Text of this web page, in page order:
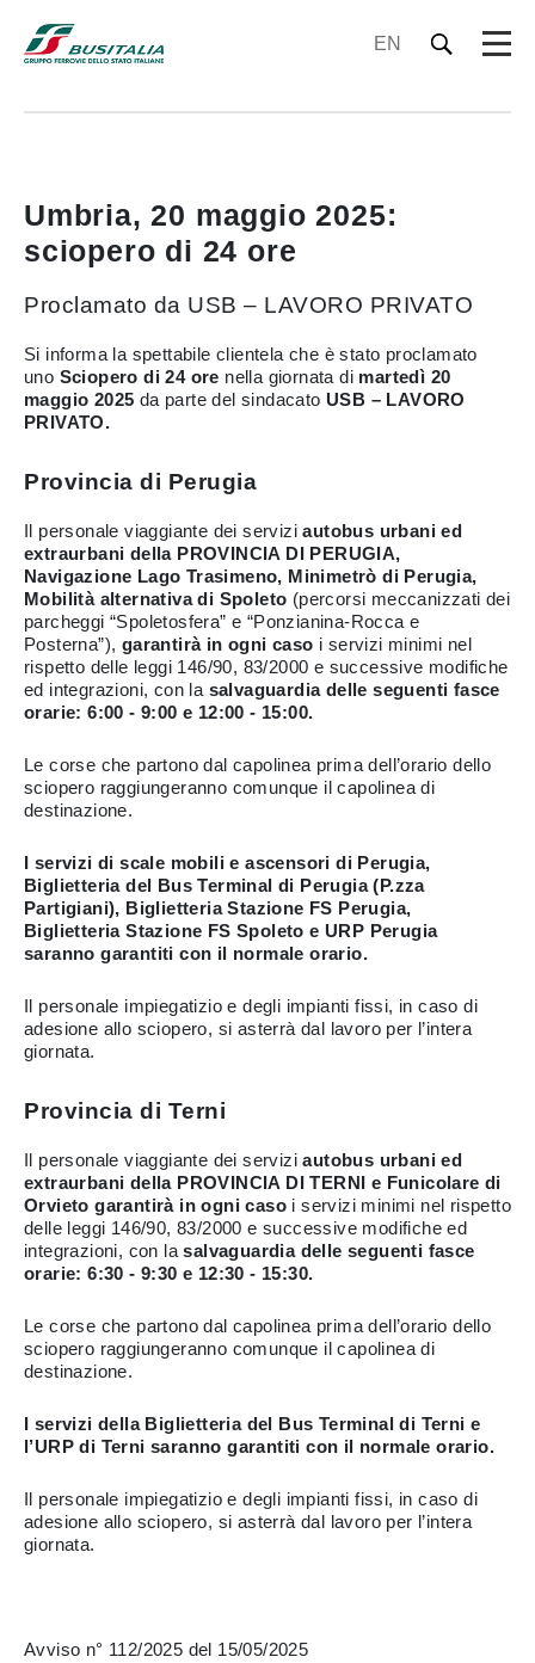
EN
Umbria, 20 maggio 2025:
sciopero di 24 ore
Proclamato da USB – LAVORO PRIVATO
Si informa la spettabile clientela che è stato proclamato
uno Sciopero di 24 ore nella giornata di martedì 20
maggio 2025 da parte del sindacato USB – LAVORO
PRIVATO.
Provincia di Perugia
Il personale viaggiante dei serviziautobus urbani ed
extraurbani della PROVINCIA DI PERUGIA,
Navigazione Lago Trasimeno, Minimetrò di Perugia,
Mobilità alternativa di Spoleto (percorsi meccanizzati dei
parcheggi “Spoletosfera” e “Ponzianina-Rocca e
Posterna”), garantirà in ogni caso i servizi minimi nel
rispetto delle leggi 146/90, 83/2000 e successive modifiche
ed integrazioni, con la salvaguardia delle seguenti fasce
orarie: 6:00 - 9:00 e 12:00 - 15:00.
Le corse che partono dal capolinea prima dell’orario dello
sciopero raggiungeranno comunque il capolinea di
destinazione.
I servizi di scale mobili e ascensori di Perugia,
Biglietteria del Bus Terminal di Perugia (P.zza
Partigiani), Biglietteria Stazione FS Perugia,
Biglietteria Stazione FS Spoleto e URP Perugia
saranno garantiti con il normale orario.
Il personale impiegatizio e degli impianti fissi, in caso di
adesione allo sciopero, si asterrà dal lavoro per l’intera
giornata.
Provincia di Terni
Il personale viaggiante dei serviziautobus urbani ed
extraurbani della PROVINCIA DI TERNI e Funicolare di
Orvieto garantirà in ogni caso i servizi minimi nel rispetto
delle leggi 146/90, 83/2000 e successive modifiche ed
integrazioni, con lasalvaguardia delle seguenti fasce
orarie: 6:30 - 9:30 e 12:30 - 15:30.
Le corse che partono dal capolinea prima dell’orario dello
sciopero raggiungeranno comunque il capolinea di
destinazione.
I servizi della Biglietteria del Bus Terminal di Terni e
l’URP di Terni saranno garantiti con il normale orario.
Il personale impiegatizio e degli impianti fissi, in caso di
adesione allo sciopero, si asterrà dal lavoro per l’intera
giornata.
Avviso n° 112/2025 del 15/05/2025